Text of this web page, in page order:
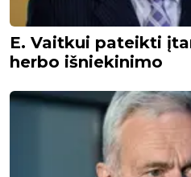
E. Vaitkui pateikti
herbo išniekinimo